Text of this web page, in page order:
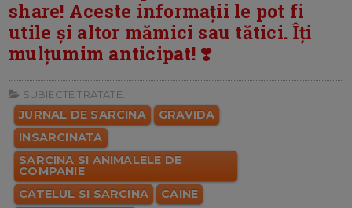
share! Aceste informații le pot fi
utile și altor mămici sau tătici. Îți
mulțumim anticipat! ❣️
SUBIECTE TRATATE:
JURNAL DE SARCINA
GRAVIDA
INSARCINATA
SARCINA SI ANIMALELE DE
COMPANIE
CATELUL SI SARCINA
CAINE